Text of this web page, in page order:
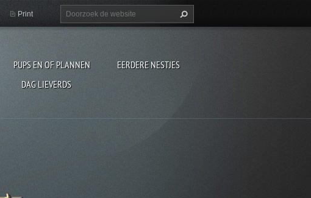
PUPS EN OF PLANNEN
EERDERE NESTJES
DAG LIEVERDS
Print